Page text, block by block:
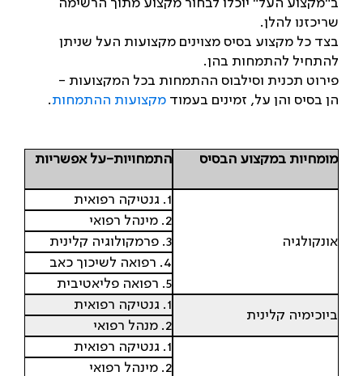
ב"מקצוע העל" יוכלו לבחור מקצוע מתוך הרשימה
שריכזנו להלן.
בצד כל מקצוע בסיס מצוינים מקצועות העל שניתן
להתחיל להתמחות בהן.
פירוט תכנית וסילבוס ההתמחות בכל המקצועות -
הן בסיס והן על, זמינים בעמוד מקצועות ההתמחות.
מומחיות במקצוע הבסיס התמחויות-על אפשריות
אונקולגיה
1. גנטיקה רפואית
2. מינהל רפואי
3. פרמקולוגיה קלינית
4. רפואה לשיכוך כאב
5. רפואה פליאטיבית
ביוכימיה קלינית
1. גנטיקה רפואית
2. מנהל רפואי
1. גנטיקה רפואית
2. מינהל רפואי